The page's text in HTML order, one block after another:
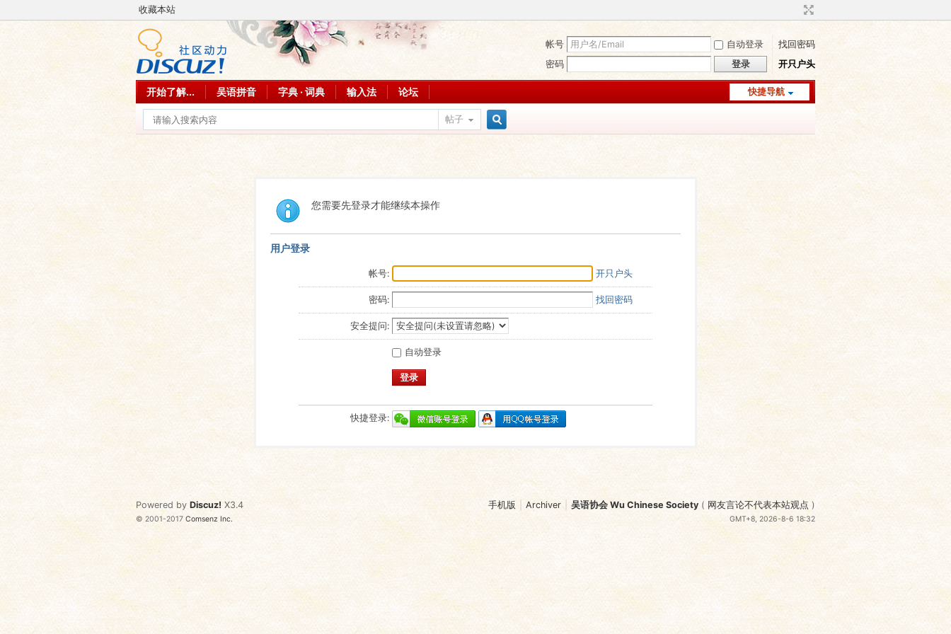
收藏本站
帐号 自动登录
找回密码
密码
登录 开只户头
快捷导航
开始了解... 吴语拼音 字典 · 词典 输入法 论坛
帖子
您需要先登录才能继续本操作
用户登录
帐号: 开只户头
密码: 找回密码
安全提问:
自动登录
登录
快捷登录:
手机版 Archiver 吴语协会 Wu Chinese Society ( 网友言论不代表本站观点 )
GMT+8, 2026-8-6 18:32
Powered by Discuz! X3.4
© 2001-2017Comsenz Inc.